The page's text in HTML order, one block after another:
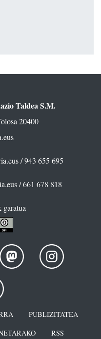
Taldea S.M.
20400
/ 943 655 695
/ 661 678 818
garatua
PUBLIZITATEA
RSS